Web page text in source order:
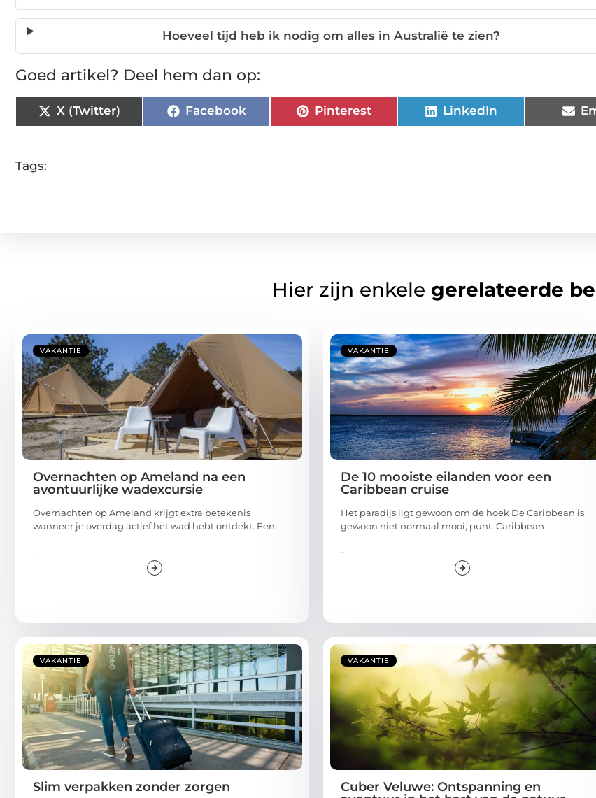
Hoeveel tijd heb ik nodig om alles in Australië te zien?
Goed artikel? Deel hem dan op:
X (Twitter) Facebook Pinterest LinkedIn
Tags:
Hier zijn enkele gerelateerde
VAKANTIE
Overnachten op Ameland na een
avontuurlijke wadexcursie
Overnachten op Ameland krijgt extra betekenis
wanneer je overdag actief het wad hebt ontdekt. Een
...
VAKANTIE
De 10 mooiste eilanden voor een
Caribbean cruise
Het paradijs ligt gewoon om de hoek De Caribbean is
gewoon niet normaal mooi, punt. Caribbean
...
VAKANTIE
Slim verpakken zonder zorgen
VAKANTIE
Cuber Veluwe: Ontspanning en